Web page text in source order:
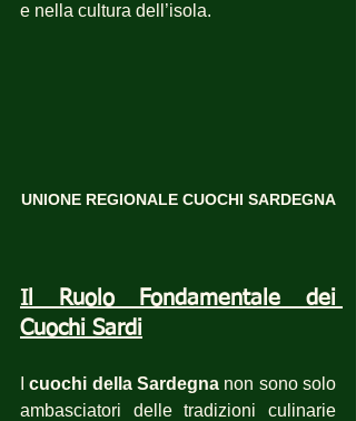
e nella cultura dell’isola.
UNIONE REGIONALE CUOCHI SARDEGNA
Il Ruolo Fondamentale dei
Cuochi Sardi
I cuochi della Sardegna non sono solo
ambasciatori delle tradizioni culinarie